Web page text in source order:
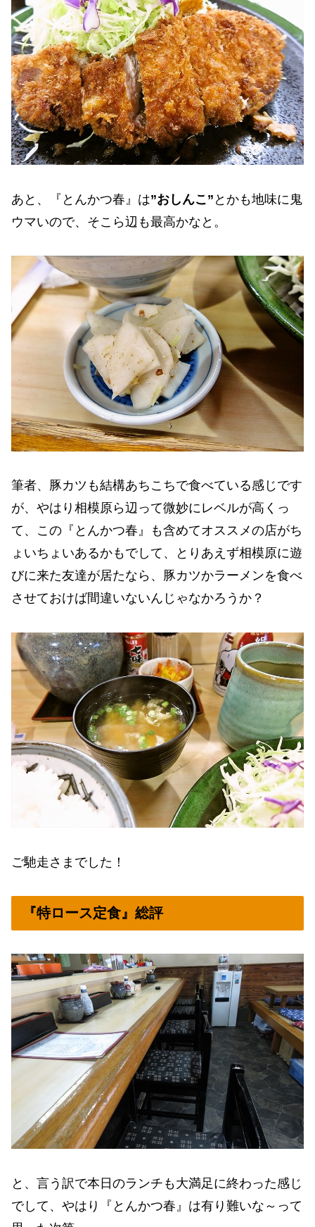
あと、『とんかつ春』は”おしんこ” とかも地味に鬼
ウマいので、そこら辺も最高かなと。
筆者、豚カツも結構あちこちで食べている感じです
が、やはり相模原ら辺って微妙にレベルが高くっ
て、この『とんかつ春』も含めてオススメの店がち
ょいちょいあるかもでして、とりあえず相模原に遊
びに来た友達が居たなら、豚カツかラーメンを食べ
させておけば間違いないんじゃなかろうか？
ご馳走さまでした！
『特ロース定食』総評
と、言う訳で本日のランチも大満足に終わった感じ
でして、やはり『とんかつ春』は有り難いな～って